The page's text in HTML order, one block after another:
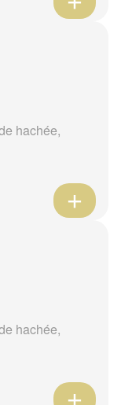
hachée,
hachée,